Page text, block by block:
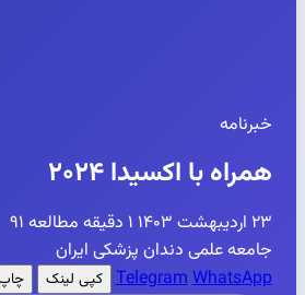
خبرنامه
همراه با اکسیدا ۲۰۲۴
۲۳ اردیبهشت ۱۴۰۳ ۱ دقیقه مطالعه
۹۱
جامعه علمی دندان پزشکی ایران
TelegramWhatsApp کپی لینک